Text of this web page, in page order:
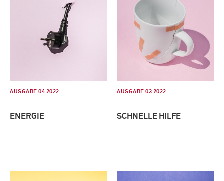
AUSGABE 04 2022
ENERGIE
AUSGABE 03 2022
SCHNELLE HILFE